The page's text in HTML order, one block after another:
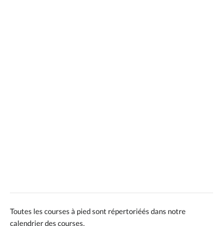
Toutes les courses à pied sont répertoriéés dans notre
calendrier des courses.